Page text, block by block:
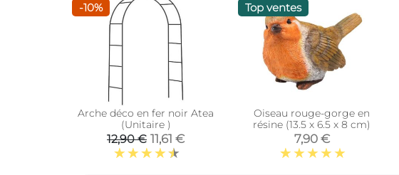
-10%
Arche déco en fer noir Atea
(Unitaire )
12,90 € 11,61 €
Top ventes
Oiseau rouge-gorge en
résine (13.5 x 6.5 x 8 cm)
7,90 €